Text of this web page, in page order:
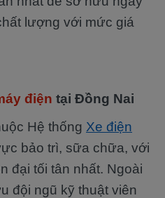
lượng với mức giá
điện tại Đồng Nai
Hệ thống Xe điện
bảo trì, sữa chữa, với
đại tối tân nhất. Ngoài
đội ngũ kỹ thuật viên